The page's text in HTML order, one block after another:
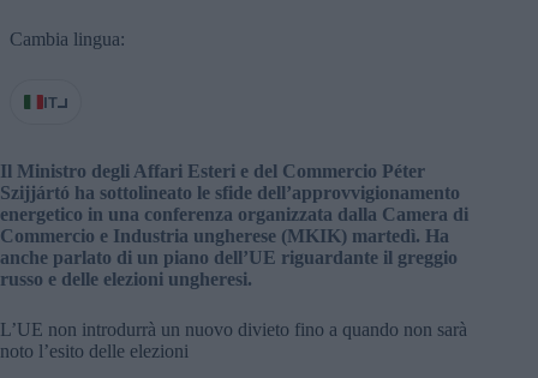
Cambia lingua:
IT
Il Ministro degli Affari Esteri e del Commercio Péter
Szijjártó ha sottolineato le sfide dell’approvvigionamento
energetico in una conferenza organizzata dalla Camera di
Commercio e Industria ungherese (MKIK) martedì. Ha
anche parlato di un piano dell’UE riguardante il greggio
russo e delle elezioni ungheresi.
L’UE non introdurrà un nuovo divieto fino a quando non sarà
noto l’esito delle elezioni